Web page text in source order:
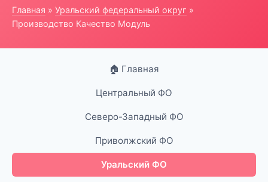
Главная » Уральский федеральный округ »
Производство Качество Модуль
🏠 Главная
Центральный ФО
Северо-Западный ФО
Приволжский ФО
Уральский ФО